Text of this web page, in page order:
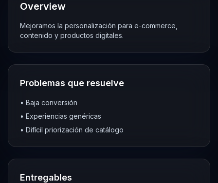
Overview
Mejoramos la personalización para e-commerce,
contenido y productos digitales.
Problemas que resuelve
• Baja conversión
• Experiencias genéricas
• Difícil priorización de catálogo
Entregables